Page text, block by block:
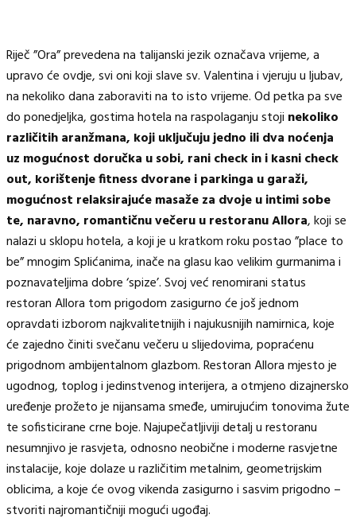
Riječ ”Ora” prevedena na talijanski jezik označava vrijeme, a
upravo će ovdje, svi oni koji slave sv. Valentina i vjeruju u ljubav,
na nekoliko dana zaboraviti na to isto vrijeme. Od petka pa sve
do ponedjeljka, gostima hotela na raspolaganju stoji nekoliko
različitih aranžmana, koji uključuju jedno ili dva noćenja
uz mogućnost doručka u sobi, rani check in i kasni check
out, korištenje fitness dvorane i parkinga u garaži,
mogućnost relaksirajuće masaže za dvoje u intimi sobe
te, naravno, romantičnu večeru u restoranu Allora, koji se
nalazi u sklopu hotela, a koji je u kratkom roku postao ”place to
be” mnogim Splićanima, inače na glasu kao velikim gurmanima i
poznavateljima dobre ‘spize’. Svoj već renomirani status
restoran Allora tom prigodom zasigurno će još jednom
opravdati izborom najkvalitetnijih i najukusnijih namirnica, koje
će zajedno činiti svečanu večeru u slijedovima, popraćenu
prigodnom ambijentalnom glazbom. Restoran Allora mjesto je
ugodnog, toplog i jedinstvenog interijera, a otmjeno dizajnersko
uređenje prožeto je nijansama smeđe, umirujućim tonovima žute
te sofisticirane crne boje. Najupečatljiviji detalj u restoranu
nesumnjivo je rasvjeta, odnosno neobične i moderne rasvjetne
instalacije, koje dolaze u različitim metalnim, geometrijskim
oblicima, a koje će ovog vikenda zasigurno i sasvim prigodno –
stvoriti najromantičniji mogući ugođaj.